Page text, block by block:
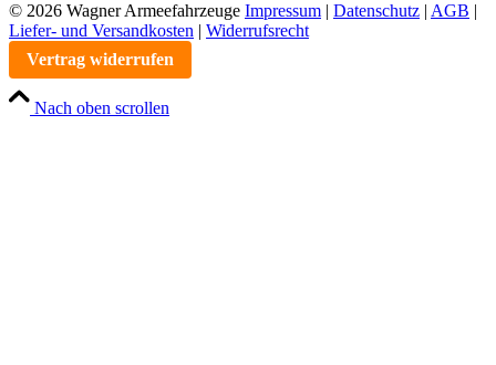
© 2026 Wagner Armeefahrzeuge Impressum | Datenschutz | AGB |
Liefer- und Versandkosten | Widerrufsrecht
Vertrag widerrufen
Nach oben scrollen